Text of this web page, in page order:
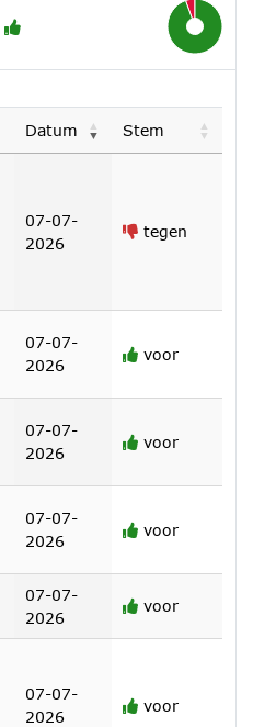
Datum Stem
07-07-
2026
tegen
07-07-
2026
voor
07-07-
2026
voor
07-07-
2026
voor
07-07-
2026
voor
07-07-
2026
voor